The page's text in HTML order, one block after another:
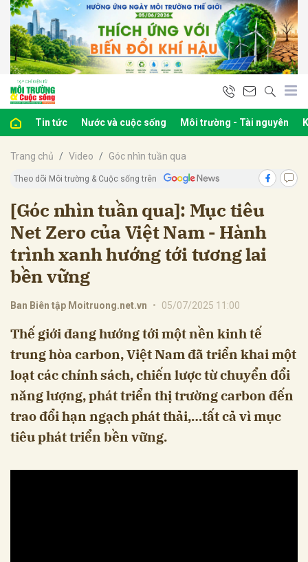
Tin tức Nước và cuộc sống Môi trường - Tài nguyên
Trang chủ Video Góc nhìn tuần qua
Theo dõi Môi trường & Cuộc sống trên
[Góc nhìn tuần qua]: Mục tiêu
Net Zero của Việt Nam - Hành
trình xanh hướng tới tương lai
bền vững
Ban Biên tập Moitruong.net.vn • 05/07/2025 11:00
Thế giới đang hướng tới một nền kinh tế
trung hòa carbon, Việt Nam đã triển khai một
loạt các chính sách, chiến lược từ chuyển đổi
năng lượng, phát triển thị trường carbon đến
trao đổi hạn ngạch phát thải,…tất cả vì mục
tiêu phát triển bền vững.
luận
Hủy